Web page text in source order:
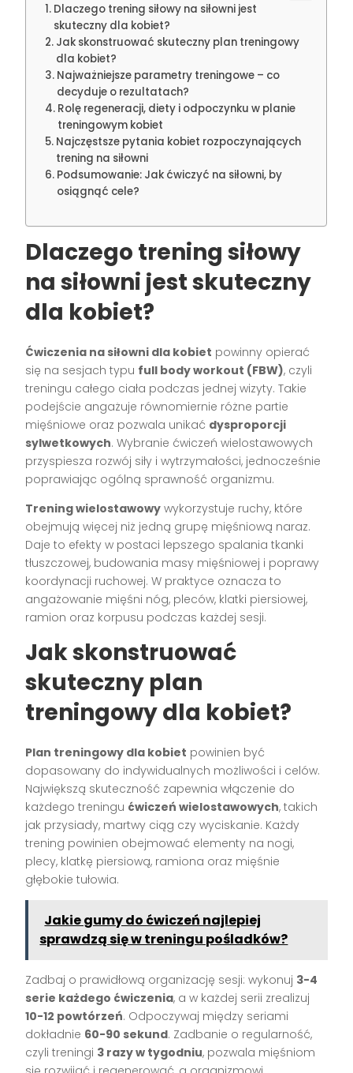
Dlaczego trening siłowy na siłowni jest
skuteczny dla kobiet?
Jak skonstruować skuteczny plan treningowy
dla kobiet?
Najważniejsze parametry treningowe – co
decyduje o rezultatach?
Rolę regeneracji, diety i odpoczynku w planie
treningowym kobiet
Najczęstsze pytania kobiet rozpoczynających
trening na siłowni
Podsumowanie: Jak ćwiczyć na siłowni, by
osiągnąć cele?
Dlaczego trening siłowy
na siłowni jest skuteczny
dla kobiet?
Ćwiczenia na siłowni dla kobiet powinny opierać
się na sesjach typu full body workout (FBW), czyli
treningu całego ciała podczas jednej wizyty. Takie
podejście angażuje równomiernie różne partie
mięśniowe oraz pozwala unikać dysproporcji
sylwetkowych. Wybranie ćwiczeń wielostawowych
przyspiesza rozwój siły i wytrzymałości, jednocześnie
poprawiając ogólną sprawność organizmu.
Trening wielostawowy wykorzystuje ruchy, które
obejmują więcej niż jedną grupę mięśniową naraz.
Daje to efekty w postaci lepszego spalania tkanki
tłuszczowej, budowania masy mięśniowej i poprawy
koordynacji ruchowej. W praktyce oznacza to
angażowanie mięśni nóg, pleców, klatki piersiowej,
ramion oraz korpusu podczas każdej sesji.
Jak skonstruować
skuteczny plan
treningowy dla kobiet?
Plan treningowy dla kobiet powinien być
dopasowany do indywidualnych możliwości i celów.
Największą skuteczność zapewnia włączenie do
każdego treningu ćwiczeń wielostawowych, takich
jak przysiady, martwy ciąg czy wyciskanie. Każdy
trening powinien obejmować elementy na nogi,
plecy, klatkę piersiową, ramiona oraz mięśnie
głębokie tułowia.
Jakie gumy do ćwiczeń najlepiej
sprawdzą się w treningu pośladków?
Zadbaj o prawidłową organizację sesji: wykonuj 3-4
serie każdego ćwiczenia, a w każdej serii zrealizuj
10-12 powtórzeń. Odpoczywaj między seriami
dokładnie 60-90 sekund. Zadbanie o regularność,
czyli treningi 3 razy w tygodniu, pozwala mięśniom